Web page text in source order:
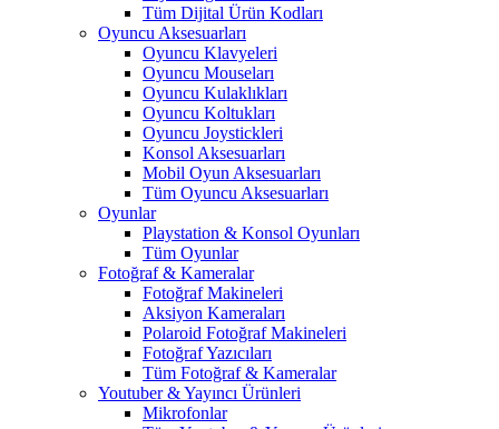
Tüm Dijital Ürün Kodları
Oyuncu Aksesuarları
Oyuncu Klavyeleri
Oyuncu Mouseları
Oyuncu Kulaklıkları
Oyuncu Koltukları
Oyuncu Joystickleri
Konsol Aksesuarları
Mobil Oyun Aksesuarları
Tüm Oyuncu Aksesuarları
Oyunlar
Playstation & Konsol Oyunları
Tüm Oyunlar
Fotoğraf & Kameralar
Fotoğraf Makineleri
Aksiyon Kameraları
Polaroid Fotoğraf Makineleri
Fotoğraf Yazıcıları
Tüm Fotoğraf & Kameralar
Youtuber & Yayıncı Ürünleri
Mikrofonlar